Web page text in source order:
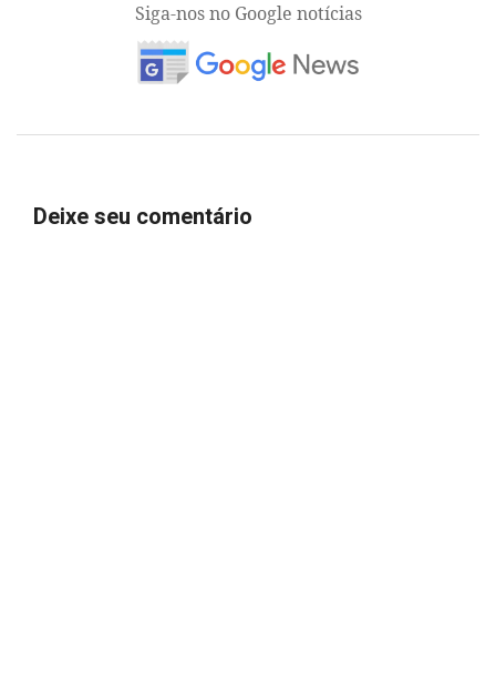
Siga-nos no Google notícias
Deixe seu comentário